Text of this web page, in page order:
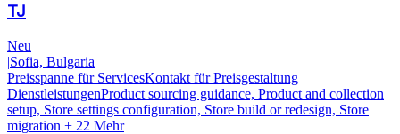
TJ
Neu
|Sofia, Bulgaria
Preisspanne für ServicesKontakt für Preisgestaltung
DienstleistungenProduct sourcing guidance, Product and collection
setup, Store settings configuration, Store build or redesign, Store
migration + 22 Mehr